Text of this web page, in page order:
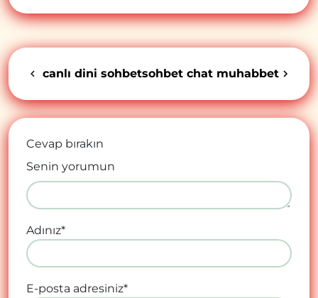
canlı dini sohbetsohbet chat muhabbet
Cevap bırakın
Senin yorumun
Adınız*
E-posta adresiniz*